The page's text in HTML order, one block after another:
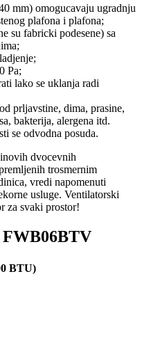
mm) omogucavaju ugradnju
plafona i plafona;
su fabricki podesene) sa
Pa;
lako se uklanja radi
prljavstine, dima, prasine,
bakterija, alergena itd.
se odvodna posuda.
dvocevnih
trosmernim
vredi napomenuti
usluge. Ventilatorski
za svaki prostor!
BTU)